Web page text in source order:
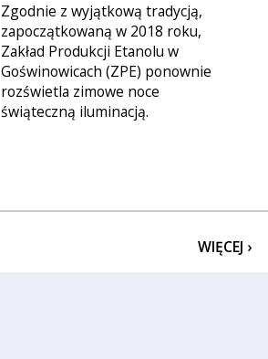
Zgodnie z wyjątkową tradycją,
zapoczątkowaną w 2018 roku,
Zakład Produkcji Etanolu w
Goświnowicach (ZPE) ponownie
rozświetla zimowe noce
świąteczną iluminacją.
WIĘCEJ ›